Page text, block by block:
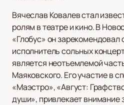
Вячеслав Ковалев стал
ролям в театре и кино. В
«Глобус» он зарекомендовал
исполнитель сольных
является неотъемлемой
Маяковского. Его участие в
«Маэстро», «Август:
души», привлекает внимание